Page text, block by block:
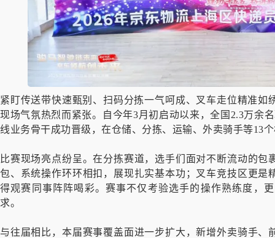
紧盯传送带快速甄别、扫码分拣一气呵成、叉车走位精准
现场气氛热烈而紧张。自今年3月初启动以来，全国2.3万余
线业务骨干成功晋级，在仓储、分拣、运输、外卖骑手等13
比赛现场亮点纷呈。在分拣赛道，选手们面对不断流动的
包、系统操作环环相扣，展现扎实基本功；叉车竞技区更
得观赛同事阵阵喝彩。赛事不仅考验选手的操作熟练度，
求。
与往届相比，本届赛事覆盖面进一步扩大，新增外卖骑手